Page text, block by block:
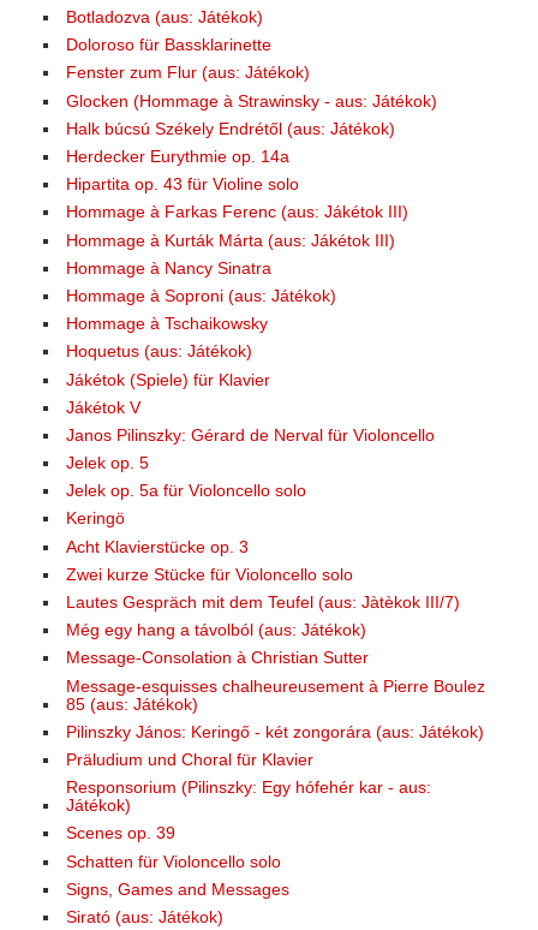
Botladozva (aus: Játékok)
Doloroso für Bassklarinette
Fenster zum Flur (aus: Játékok)
Glocken (Hommage à Strawinsky - aus: Játékok)
Halk búcsú Székely Endrétől (aus: Játékok)
Herdecker Eurythmie op. 14a
Hipartita op. 43 für Violine solo
Hommage à Farkas Ferenc (aus: Jákétok III)
Hommage à Kurták Márta (aus: Jákétok III)
Hommage à Nancy Sinatra
Hommage à Soproni (aus: Játékok)
Hommage à Tschaikowsky
Hoquetus (aus: Játékok)
Jákétok (Spiele) für Klavier
Jákétok V
Janos Pilinszky: Gérard de Nerval für Violoncello
Jelek op. 5
Jelek op. 5a für Violoncello solo
Keringö
Acht Klavierstücke op. 3
Zwei kurze Stücke für Violoncello solo
Lautes Gespräch mit dem Teufel (aus: Jàtèkok III/7)
Még egy hang a távolból (aus: Játékok)
Message-Consolation à Christian Sutter
Message-esquisses chalheureusement à Pierre Boulez
85 (aus: Játékok)
Pilinszky János: Keringő - két zongorára (aus: Játékok)
Präludium und Choral für Klavier
Responsorium (Pilinszky: Egy hófehér kar - aus:
Játékok)
Scenes op. 39
Schatten für Violoncello solo
Signs, Games and Messages
Sirató (aus: Játékok)